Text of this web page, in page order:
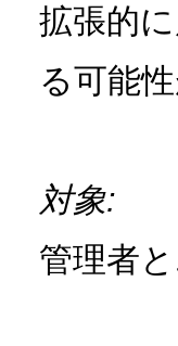
拡張的
る可能
対象:
管理者